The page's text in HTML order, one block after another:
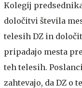
Kolegij
določitvi števila
telesih DZ in
pripadajo mesta
teh telesih. Poslanci
zahtevajo, da DZ o